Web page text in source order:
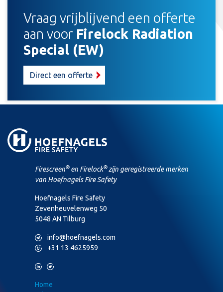
Vraag vrijblijvend een offerte
aan voor Firelock Radiation
Special (EW)
Direct een offerte
Firescreen® en Firelock® zijn geregistreerde merken
van Hoefnagels Fire Safety
Hoefnagels Fire Safety
Zevenheuvelenweg 50
5048 AN Tilburg
M info@hoefnagels.com
P +31 13 4625959
L T
Home